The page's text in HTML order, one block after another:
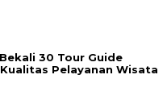
30 Tour Guide
Pelayanan Wisata